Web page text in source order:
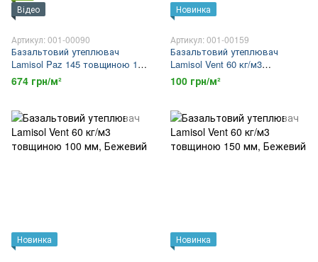
Відео
Артикул: 001-00090
Базальтовий утеплювач
Lamisol Paz 145 товщиною 150
мм
674 грн/м²
Новинка
Артикул: 001-00159
Базальтовий утеплювач
Lamisol Vent 60 кг/м3
товщиною 50 мм
100 грн/м²
Новинка Новинка